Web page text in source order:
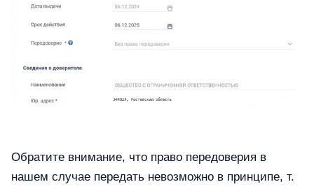
Обратите внимание, что право передоверия в
нашем случае передать невозможно в принципе, т.